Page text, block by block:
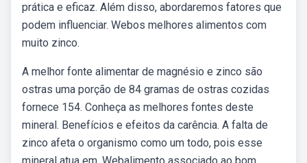
prática e eficaz. Além disso, abordaremos fatores que
podem influenciar. Webos melhores alimentos com
muito zinco.
A melhor fonte alimentar de magnésio e zinco são
ostras uma porção de 84 gramas de ostras cozidas
fornece 154. Conheça as melhores fontes deste
mineral. Benefícios e efeitos da carência. A falta de
zinco afeta o organismo como um todo, pois esse